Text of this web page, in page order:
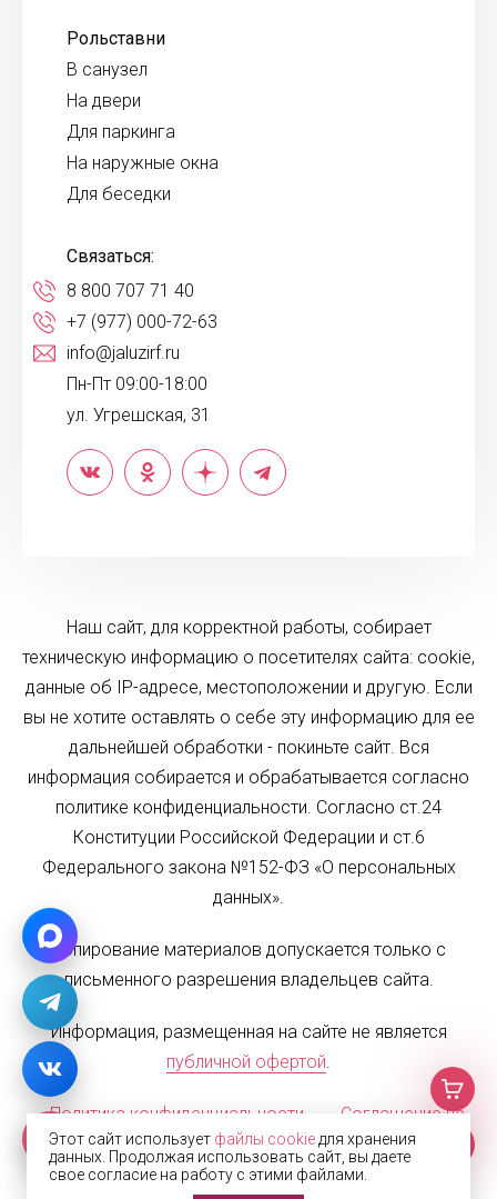
Рольставни
В санузел
На двери
Для паркинга
На наружные окна
Для беседки
Связаться:
8 800 707 71 40
+7 (977) 000-72-63
info@jaluzirf.ru
Пн-Пт 09:00-18:00
ул. Угрешская, 31
Наш сайт, для корректной работы, собирает
техническую информацию о посетителях сайта: cookie,
данные об IP-адресе, местоположении и другую. Если
вы не хотите оставлять о себе эту информацию для ее
дальнейшей обработки - покиньте сайт. Вся
информация собирается и обрабатывается согласно
политике конфиденциальности. Согласно ст.24
Конституции Российской Федерации и ст.6
Федерального закона №152-ФЗ «О персональных
данных».
Копирование материалов допускается только с
письменного разрешения владельцев сайта.
Информация, размещенная на сайте не является
публичной офертой.
Политика конфиденциальности
Соглашение на
обработку персональных данных
Карта сайта
Этот сайт использует файлы cookie для хранения
данных. Продолжая использовать сайт, вы даете
свое согласие на работу с этими файлами.